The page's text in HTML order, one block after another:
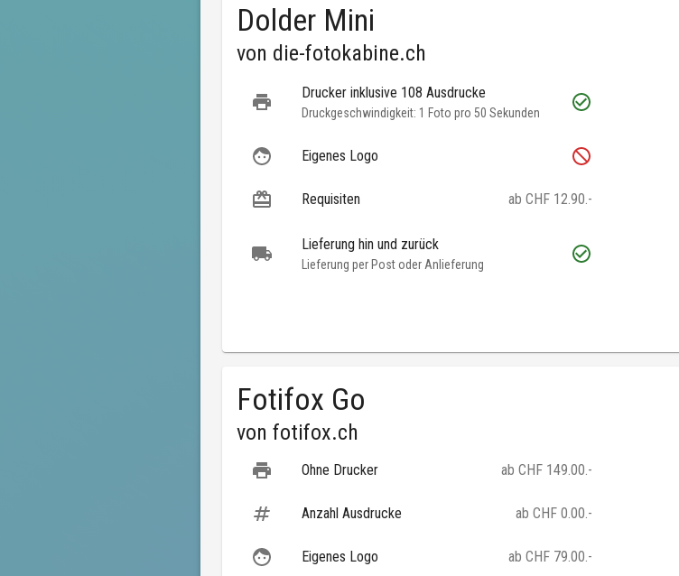
Dolder Mini
von die-fotokabine.ch
Drucker inklusive 108 Ausdrucke
Druckgeschwindigkeit: 1 Foto pro 50 Sekunden
Eigenes Logo
Requisiten ab CHF 12.90.-
Lieferung hin und zurück
Lieferung per Post oder Anlieferung
Fotifox Go
von fotifox.ch
Ohne Drucker ab CHF 149.00.-
Anzahl Ausdrucke ab CHF 0.00.-
Eigenes Logo ab CHF 79.00.-